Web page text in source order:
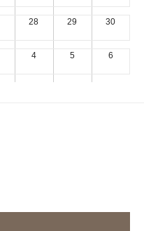
28 29 30
4 5 6